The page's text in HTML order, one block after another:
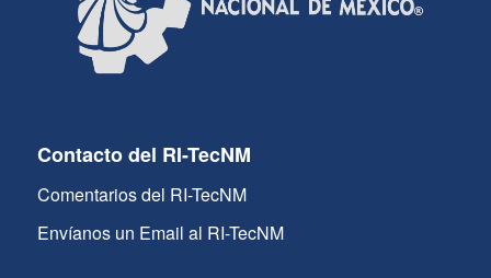
Contacto del RI-TecNM
Comentarios del RI-TecNM
Envíanos un Email al RI-TecNM